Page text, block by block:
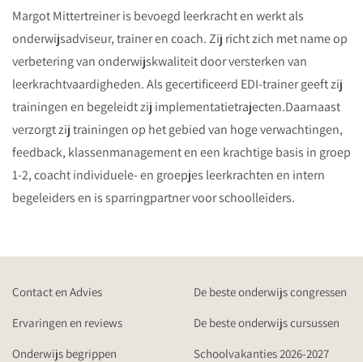
Margot Mittertreiner is bevoegd leerkracht en werkt als
onderwijsadviseur, trainer en coach. Zij richt zich met name op
verbetering van onderwijskwaliteit door versterken van
leerkrachtvaardigheden. Als gecertificeerd EDI-trainer geeft zij
trainingen en begeleidt zij implementatietrajecten.Daarnaast
verzorgt zij trainingen op het gebied van hoge verwachtingen,
feedback, klassenmanagement en een krachtige basis in groep
1-2, coacht individuele- en groepjes leerkrachten en intern
begeleiders en is sparringpartner voor schoolleiders.
Contact en Advies
De beste onderwijs congressen
Ervaringen en reviews
De beste onderwijs cursussen
Onderwijs begrippen
Schoolvakanties 2026-2027